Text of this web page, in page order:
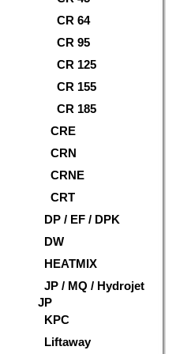
CR 64
CR 95
CR 125
CR 155
CR 185
CRE
CRN
CRNE
CRT
DP / EF / DPK
DW
HEATMIX
JP / MQ / Hydrojet
JP
KPC
Liftaway